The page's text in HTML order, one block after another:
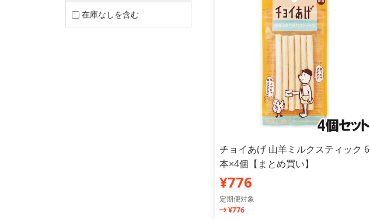
在庫なしを含む
チョイあげ 山羊ミルクスティック 6
本×4個【まとめ買い】
¥776
定期便対象
¥776